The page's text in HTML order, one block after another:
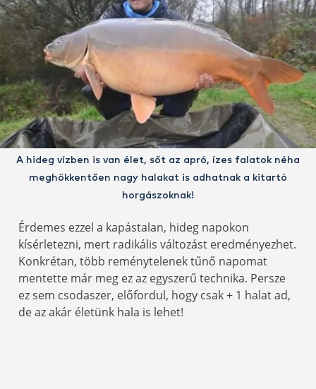
A hideg vízben is van élet, sőt az apró, ízes falatok néha
meghökkentően nagy halakat is adhatnak a kitartó
horgászoknak!
Érdemes ezzel a kapástalan, hideg napokon
kísérletezni, mert radikális változást eredményezhet.
Konkrétan, több reménytelenek tűnő napomat
mentette már meg ez az egyszerű technika. Persze
ez sem csodaszer, előfordul, hogy csak + 1 halat ad,
de az akár életünk hala is lehet!